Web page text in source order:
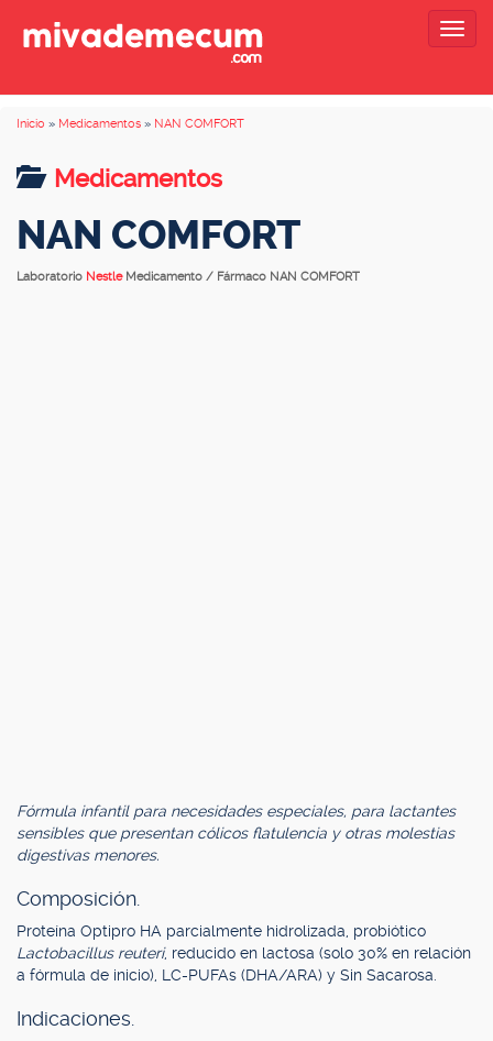
Inicio » Medicamentos » NAN COMFORT
Medicamentos
NAN COMFORT
Laboratorio Nestle Medicamento / Fármaco NAN COMFORT
Fórmula infantil para necesidades especiales, para lactantes
sensibles que presentan cólicos flatulencia y otras molestias
digestivas menores.
Composición.
Proteína Optipro HA parcialmente hidrolizada, probiótico
Lactobacillus reuteri, reducido en lactosa (solo 30% en relación
a fórmula de inicio), LC-PUFAs (DHA/ARA) y Sin Sacarosa.
Indicaciones.